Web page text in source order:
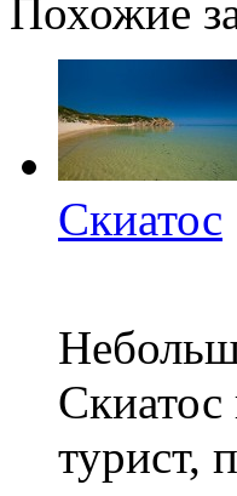
Похожие
Скиатос
турист,